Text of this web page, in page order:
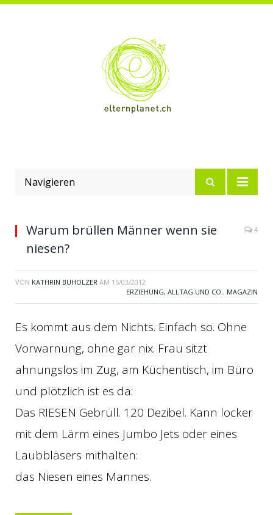
Navigieren
Warum brüllen Männer wenn sie
niesen?
4
VON KATHRIN BUHOLZER AM 15/03/2012
ERZIEHUNG, ALLTAG UND CO., MAGAZIN
Es kommt aus dem Nichts. Einfach so. Ohne
Vorwarnung, ohne gar nix. Frau sitzt
ahnungslos im Zug, am Küchentisch, im Büro
und plötzlich ist es da:
Das RIESEN Gebrüll. 120 Dezibel. Kann locker
mit dem Lärm eines Jumbo Jets oder eines
Laubbläsers mithalten:
das Niesen eines Mannes.